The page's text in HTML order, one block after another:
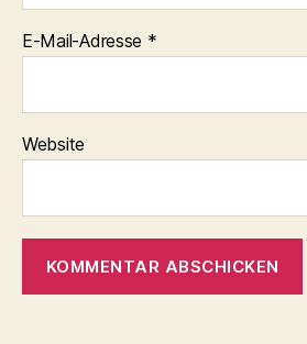
E-Mail-Adresse *
Website